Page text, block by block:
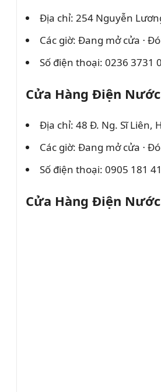
Địa chỉ: 254 Nguyễn
Các giờ: Đang mở cửa ⋅
Số điện thoại: 0236 3731
Cửa Hàng Điện
Địa chỉ: 48 Đ. Ng. Sĩ Liên,
Các giờ: Đang mở cửa ⋅
Số điện thoại: 0905 181
Cửa Hàng Điện